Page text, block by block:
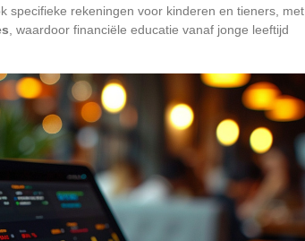
specifieke rekeningen voor kinderen en tieners, met
, waardoor financiële educatie vanaf jonge leeftijd